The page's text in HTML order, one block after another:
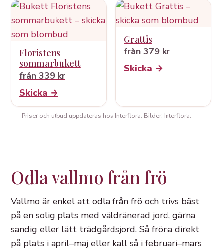
Floristens
sommarbukett
från 339 kr
Skicka →
Grattis
från 379 kr
Skicka →
Priser och utbud uppdateras hos Interflora. Bilder: Interflora.
Odla vallmo från frö
Vallmo är enkel att odla från frö och trivs bäst
på en solig plats med väldränerad jord, gärna
sandig eller lätt trädgårdsjord. Så fröna direkt
på plats i april–maj eller kall så i februari–mars